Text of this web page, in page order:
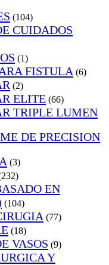
(104)
CUIDADOS
(1)
FISTULA (6)
(2)
ELITE (66)
TRIPLE LUMEN
DE PRECISION
(3)
EN
(104)
(77)
(18)
VASOS (9)
Y